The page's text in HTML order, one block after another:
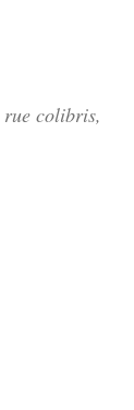
rue colibris,